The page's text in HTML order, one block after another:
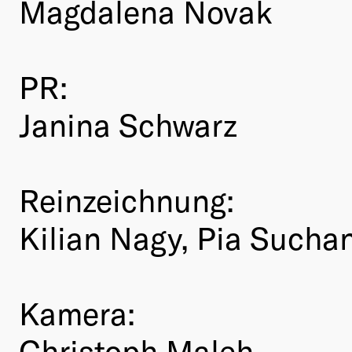
Magdalena Novak
PR:
Janina Schwarz
Reinzeichnung:
Kilian Nagy, Pia
Kamera: